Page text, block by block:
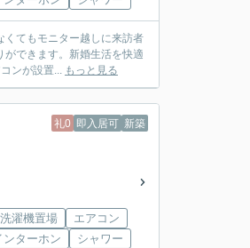
くてもモニター越しに来訪者
できます。新婚生活を快適
ンが設置... もっと見る
礼0 即入居可 新築
濯機置場
エアコン
ターホン シャワー